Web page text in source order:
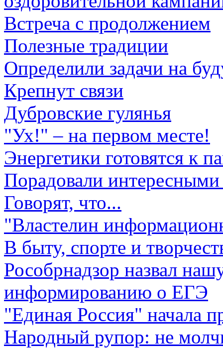
Встреча с продолжением
Полезные традиции
Определили задачи на
Крепнут связи
Дубровские гулянья
"Ух!" – на первом месте!
Энергетики готовятся к
Порадовали
Говорят, что...
"Властелин
В быту, спорте и
Рособрнадзор назвал
информированию о ЕГЭ
"Единая Россия" начала
Народный рупор: не